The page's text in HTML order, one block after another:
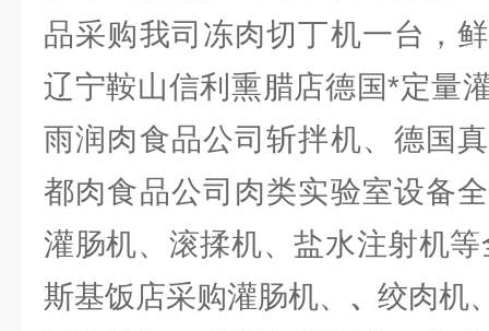
品采购我司冻肉切丁机一台，
辽宁鞍山信利熏腊店德国*定量
雨润肉食品公司斩拌机、德国
都肉食品公司肉类实验室设备
灌肠机、滚揉机、盐水注射机
斯基饭店采购灌肠机、 、 绞肉机